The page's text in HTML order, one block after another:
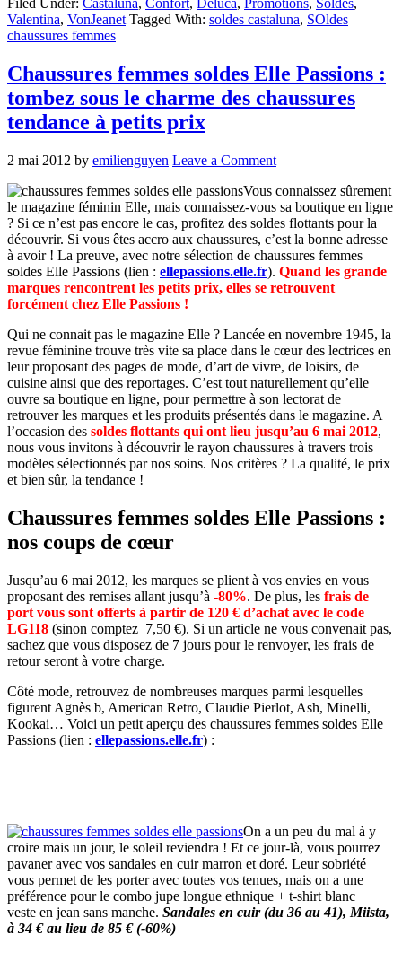
Filed Under: Castaluna, Confort, Deluca, Promotions, Soldes,
Valentina, VonJeanet Tagged With: soldes castaluna, SOldes
chaussures femmes
Chaussures femmes soldes Elle Passions :
tombez sous le charme des chaussures
tendance à petits prix
2 mai 2012 by emilienguyen Leave a Comment
Vous connaissez sûrement
le magazine féminin Elle, mais connaissez-vous sa boutique en ligne
? Si ce n’est pas encore le cas, profitez des soldes flottants pour la
découvrir. Si vous êtes accro aux chaussures, c’est la bonne adresse
à avoir ! La preuve, avec notre sélection de chaussures femmes
soldes Elle Passions (lien : ellepassions.elle.fr). Quand les grande
marques rencontrent les petits prix, elles se retrouvent
forcément chez Elle Passions !
Qui ne connait pas le magazine Elle ? Lancée en novembre 1945, la
revue féminine trouve très vite sa place dans le cœur des lectrices en
leur proposant des pages de mode, d’art de vivre, de loisirs, de
cuisine ainsi que des reportages. C’est tout naturellement qu’elle
ouvre sa boutique en ligne, pour permettre à son lectorat de
retrouver les marques et les produits présentés dans le magazine. A
l’occasion des soldes flottants qui ont lieu jusqu’au 6 mai 2012,
nous vous invitons à découvrir le rayon chaussures à travers trois
modèles sélectionnés par nos soins. Nos critères ? La qualité, le prix
et bien sûr, la tendance !
Chaussures femmes soldes Elle Passions :
nos coups de cœur
Jusqu’au 6 mai 2012, les marques se plient à vos envies en vous
proposant des remises allant jusqu’à -80%. De plus, les frais de
port vous sont offerts à partir de 120 € d’achat avec le code
LG118 (sinon comptez 7,50 €). Si un article ne vous convenait pas,
sachez que vous disposez de 7 jours pour le renvoyer, les frais de
retour seront à votre charge.
Côté mode, retrouvez de nombreuses marques parmi lesquelles
figurent Agnès b, American Retro, Claudie Pierlot, Ash, Minelli,
Kookai… Voici un petit aperçu des chaussures femmes soldes Elle
Passions (lien : ellepassions.elle.fr) :
On a un peu du mal à y
croire mais un jour, le soleil reviendra ! Et ce jour-là, vous pourrez
pavaner avec vos sandales en cuir marron et doré. Leur sobriété
vous permet de les porter avec toutes vos tenues, mais on a une
préférence pour le combo jupe longue ethnique + t-shirt blanc +
veste en jean sans manche. Sandales en cuir (du 36 au 41), Miista,
à 34 € au lieu de 85 € (-60%)